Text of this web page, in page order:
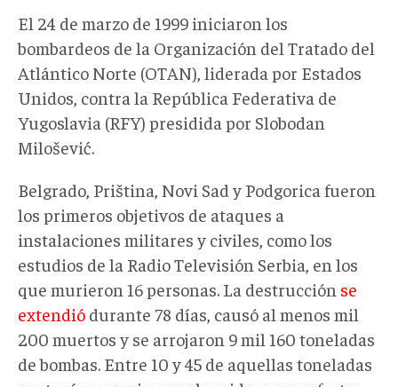
El 24 de marzo de 1999 iniciaron los
bombardeos de la Organización del Tratado del
Atlántico Norte (OTAN), liderada por Estados
Unidos, contra la República Federativa de
Yugoslavia (RFY) presidida por Slobodan
Milošević.
Belgrado, Priština, Novi Sad y Podgorica fueron
los primeros objetivos de ataques a
instalaciones militares y civiles, como los
estudios de la Radio Televisión Serbia, en los
que murieron 16 personas. La destrucción se
extendió durante 78 días, causó al menos mil
200 muertos y se arrojaron 9 mil 160 toneladas
de bombas. Entre 10 y 45 de aquellas toneladas